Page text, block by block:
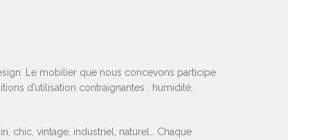
Le mobilier que nous concevons participe
d’utilisation contraignantes : humidité,
chic, vintage, industriel, naturel… Chaque